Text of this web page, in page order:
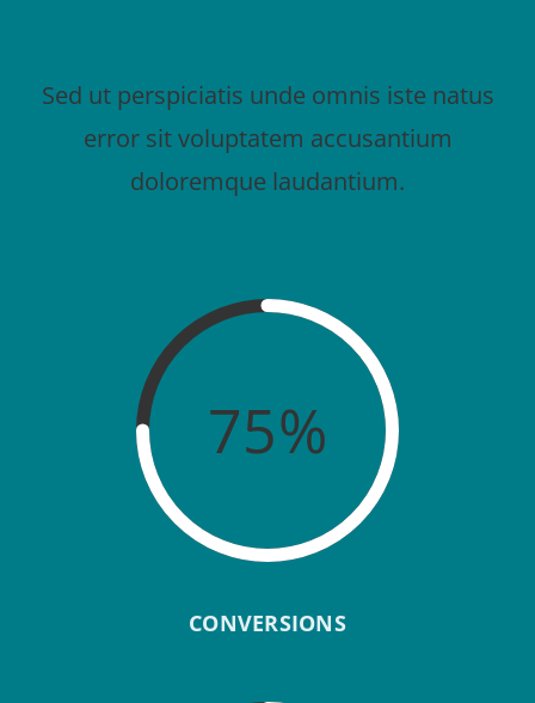
Sed ut perspiciatis unde omnis iste natus
error sit voluptatem accusantium
doloremque laudantium.
75%
CONVERSIONS